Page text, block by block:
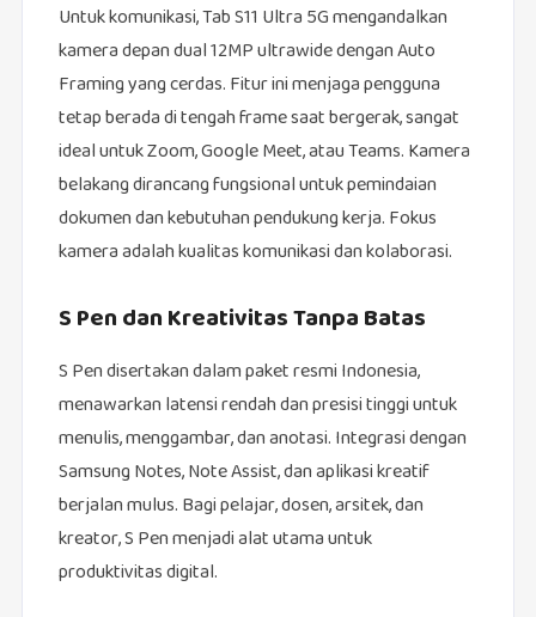
Untuk komunikasi, Tab S11 Ultra 5G mengandalkan
kamera depan dual 12MP ultrawide dengan Auto
Framing yang cerdas. Fitur ini menjaga pengguna
tetap berada di tengah frame saat bergerak, sangat
ideal untuk Zoom, Google Meet, atau Teams. Kamera
belakang dirancang fungsional untuk pemindaian
dokumen dan kebutuhan pendukung kerja. Fokus
kamera adalah kualitas komunikasi dan kolaborasi.
S Pen dan Kreativitas Tanpa Batas
S Pen disertakan dalam paket resmi Indonesia,
menawarkan latensi rendah dan presisi tinggi untuk
menulis, menggambar, dan anotasi. Integrasi dengan
Samsung Notes, Note Assist, dan aplikasi kreatif
berjalan mulus. Bagi pelajar, dosen, arsitek, dan
kreator, S Pen menjadi alat utama untuk
produktivitas digital.